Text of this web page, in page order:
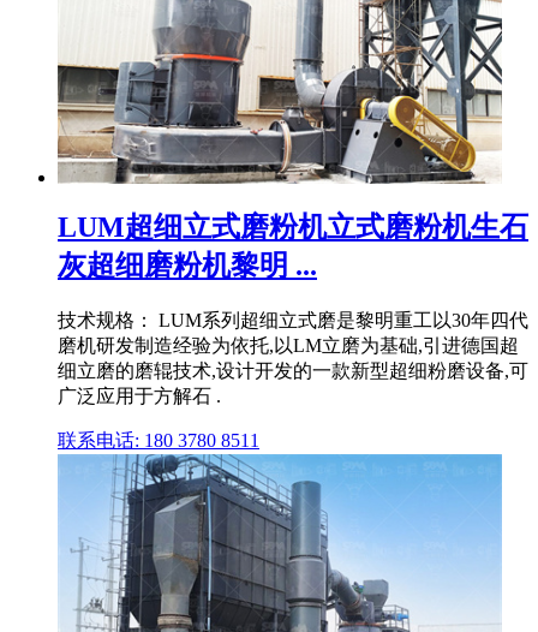
LUM超细立式磨粉机立式磨粉机生石
灰超细磨粉机黎明 ...
技术规格： LUM系列超细立式磨是黎明重工以30年四代
磨机研发制造经验为依托,以LM立磨为基础,引进德国超
细立磨的磨辊技术,设计开发的一款新型超细粉磨设备,可
广泛应用于方解石 .
联系电话: 180 3780 8511